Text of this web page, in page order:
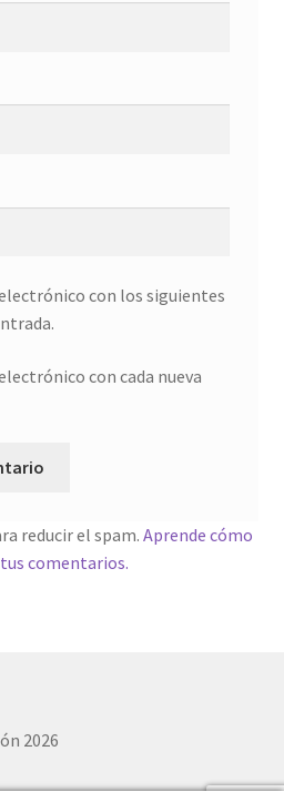
con los siguientes
con cada nueva
reducir el spam. Aprende cómo
comentarios.
2026